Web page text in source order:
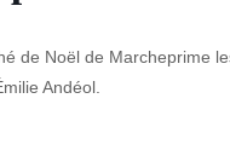
de Noël de Marcheprime
Andéol.